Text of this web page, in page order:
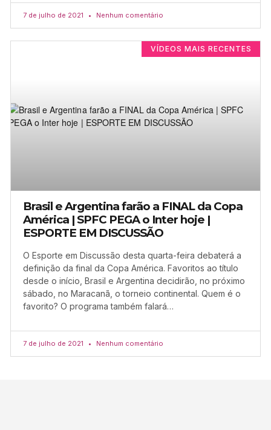
7 de julho de 2021 Nenhum comentário
VÍDEOS MAIS RECENTES
Brasil e Argentina farão a FINAL da Copa
América | SPFC PEGA o Inter hoje |
ESPORTE EM DISCUSSÃO
O Esporte em Discussão desta quarta-feira debaterá a
definição da final da Copa América. Favoritos ao título
desde o início, Brasil e Argentina decidirão, no próximo
sábado, no Maracanã, o torneio continental. Quem é o
favorito? O programa também falará…
7 de julho de 2021 Nenhum comentário